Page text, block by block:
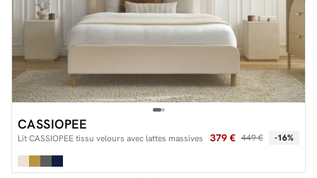
CASSIOPEE
Lit CASSIOPEE tissu velours avec lattes massives 379 € 449 € -16%